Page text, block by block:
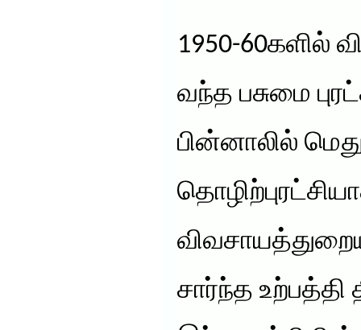
1950-60களில்
வந்த பசுமை
பின்னாலில்
சார்ந்த